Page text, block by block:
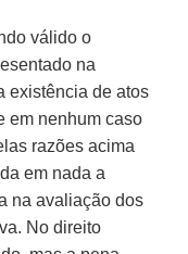
válido o
na
existência de atos
em nenhum caso
razões acima
em nada a
na avaliação dos
No direito